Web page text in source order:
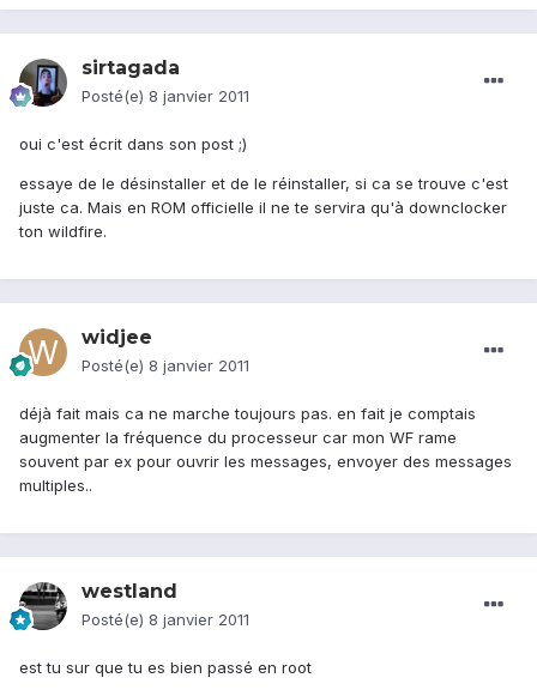
sirtagada
Posté(e) 8 janvier 2011
oui c'est écrit dans son post ;)
essaye de le désinstaller et de le réinstaller, si ca se trouve c'est
juste ca. Mais en ROM officielle il ne te servira qu'à downclocker
ton wildfire.
widjee
Posté(e) 8 janvier 2011
déjà fait mais ca ne marche toujours pas. en fait je comptais
augmenter la fréquence du processeur car mon WF rame
souvent par ex pour ouvrir les messages, envoyer des messages
multiples..
westland
Posté(e) 8 janvier 2011
est tu sur que tu es bien passé en root